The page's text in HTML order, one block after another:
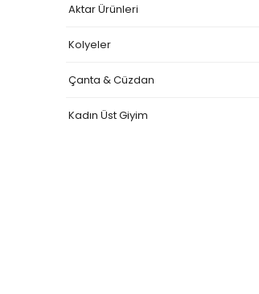
Aktar Ürünleri
Kolyeler
Çanta & Cüzdan
Kadın Üst Giyim